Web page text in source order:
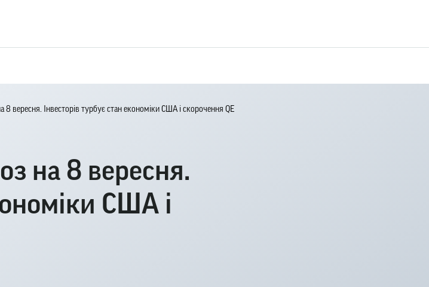
8 вересня. Інвесторів турбує стан економіки США і скорочення QE
на 8 вересня.
США і